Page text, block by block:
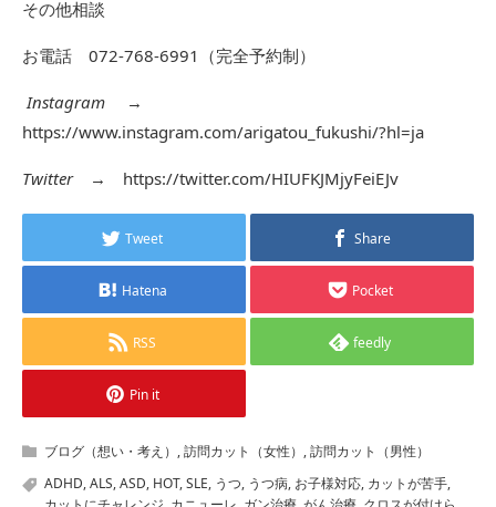
その他相談
お電話 072-768-6991（完全予約制）
Instagram →
https://www.instagram.com/arigatou_fukushi/?hl=ja
Twitter→ https://twitter.com/HIUFKJMjyFeiEJv
Tweet Share
Hatena Pocket
RSS feedly
Pin it
ブログ（想い・考え） ,訪問カット（女性） ,訪問カット（男性）
ADHD,ALS,ASD, HOT,SLE, うつ, うつ病, お子様対応, カットが苦手,